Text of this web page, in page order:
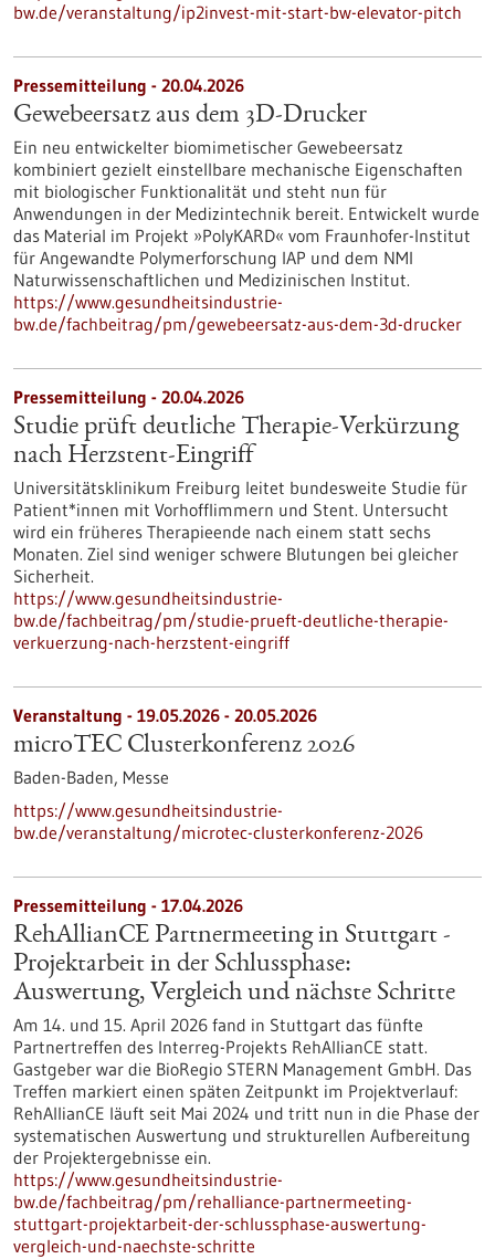
bw.de/veranstaltung/ip2invest-mit-start-bw-elevator-pitch
Pressemitteilung - 20.04.2026
Gewebeersatz aus dem 3D-Drucker
Ein neu entwickelter biomimetischer Gewebeersatz
kombiniert gezielt einstellbare mechanische Eigenschaften
mit biologischer Funktionalität und steht nun für
Anwendungen in der Medizintechnik bereit. Entwickelt wurde
das Material im Projekt »PolyKARD« vom Fraunhofer-Institut
für Angewandte Polymerforschung IAP und dem NMI
Naturwissenschaftlichen und Medizinischen Institut.
https://www.gesundheitsindustrie-
bw.de/fachbeitrag/pm/gewebeersatz-aus-dem-3d-drucker
Pressemitteilung - 20.04.2026
Studie prüft deutliche Therapie-Verkürzung
nach Herzstent-Eingriff
Universitätsklinikum Freiburg leitet bundesweite Studie für
Patient*innen mit Vorhofflimmern und Stent. Untersucht
wird ein früheres Therapieende nach einem statt sechs
Monaten. Ziel sind weniger schwere Blutungen bei gleicher
Sicherheit.
https://www.gesundheitsindustrie-
bw.de/fachbeitrag/pm/studie-prueft-deutliche-therapie-
verkuerzung-nach-herzstent-eingriff
Veranstaltung - 19.05.2026 - 20.05.2026
microTEC Clusterkonferenz 2026
Baden-Baden, Messe
https://www.gesundheitsindustrie-
bw.de/veranstaltung/microtec-clusterkonferenz-2026
Pressemitteilung - 17.04.2026
RehAllianCE Partnermeeting in Stuttgart -
Projektarbeit in der Schlussphase:
Auswertung, Vergleich und nächste Schritte
Am 14. und 15. April 2026 fand in Stuttgart das fünfte
Partnertreffen des Interreg-Projekts RehAllianCE statt.
Gastgeber war die BioRegio STERN Management GmbH. Das
Treffen markiert einen späten Zeitpunkt im Projektverlauf:
RehAllianCE läuft seit Mai 2024 und tritt nun in die Phase der
systematischen Auswertung und strukturellen Aufbereitung
der Projektergebnisse ein.
https://www.gesundheitsindustrie-
bw.de/fachbeitrag/pm/rehalliance-partnermeeting-
stuttgart-projektarbeit-der-schlussphase-auswertung-
vergleich-und-naechste-schritte